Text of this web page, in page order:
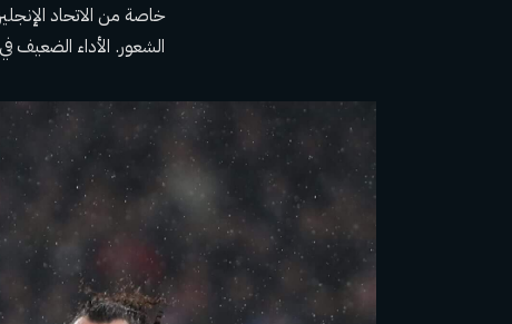
خاصة من الاتحاد
الشعور. الأداء الضعيف